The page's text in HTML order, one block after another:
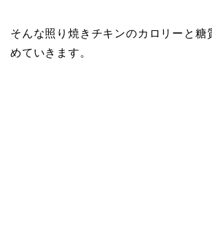
そんな照り焼きチキンのカロリーと糖
めていきます。